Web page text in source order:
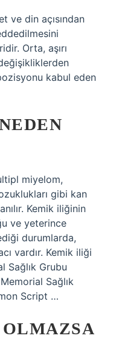
ve din açısından
Orta, aşırı
kabul eden
miyelom,
gibi kan
Kemik iliğinin
ve yeterince
durumlarda,
vardır. Kemik iliği
Sağlık Grubu
Sağlık
Script …